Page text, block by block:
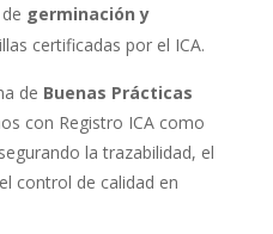
germinación y
certificadas por el ICA.
de Buenas Prácticas
con Registro ICA como
la trazabilidad, el
control de calidad en